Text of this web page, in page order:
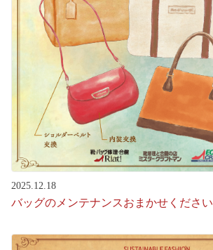
2025.12.18
バッグのメンテナンスおまかせください